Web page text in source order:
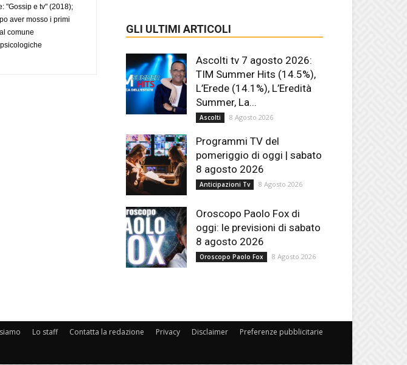
"Gossip e tv" (2018);
aver mosso i primi
comune
GLI ULTIMI ARTICOLI
Ascolti tv 7 agosto 2026:
TIM Summer Hits (14.5%),
L’Erede (14.1%), L’Eredità
Summer, La...
Ascolti 8 Agosto 2026
Programmi TV del
pomeriggio di oggi | sabato
8 agosto 2026
Anticipazioni Tv 8 Agosto 2026
Oroscopo Paolo Fox di
oggi: le previsioni di sabato
8 agosto 2026
Oroscopo Paolo Fox 8 Agosto 2026
Lo staff Contatta la redazione Privacy Disclaimer Preferenze pubblicitarie